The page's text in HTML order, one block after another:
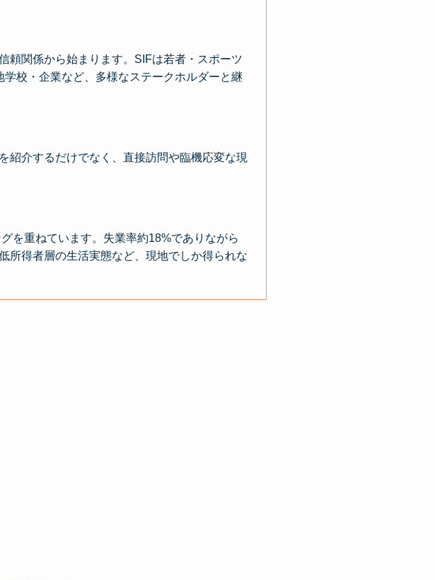
頼関係から始まります。SIFは若者・スポーツ
校・企業など、多様なステークホルダーと継
紹介するだけでなく、直接訪問や臨機応変な現
を重ねています。失業率約18%でありながら
所得者層の生活実態など、現地でしか得られな